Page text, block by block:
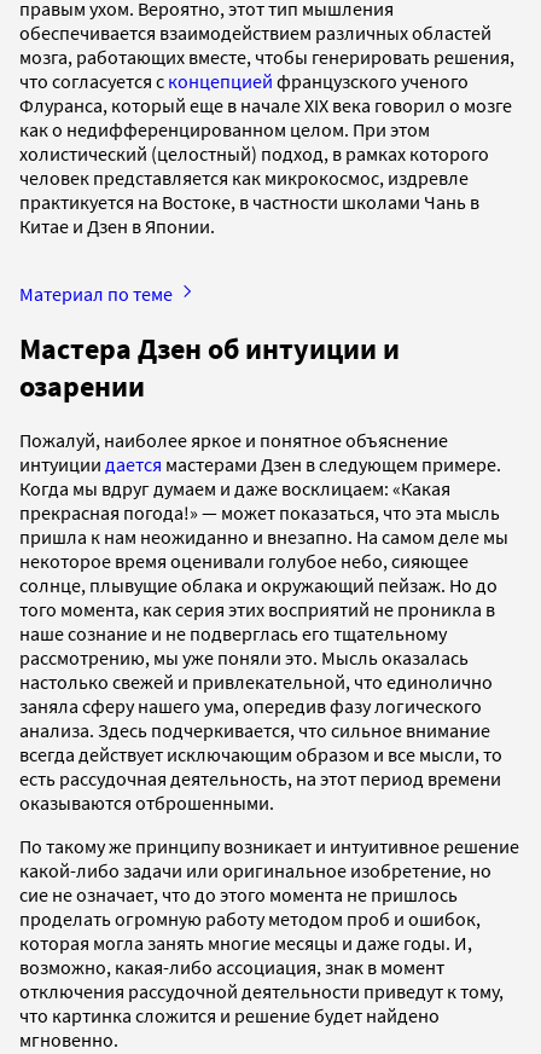
правым ухом. Вероятно, этот тип мышления
обеспечивается взаимодействием различных областей
мозга, работающих вместе, чтобы генерировать решения,
что согласуется с концепцией французского ученого
Флуранса, который еще в начале XIX века говорил о мозге
как о недифференцированном целом. При этом
холистический (целостный) подход, в рамках которого
человек представляется как микрокосмос, издревле
практикуется на Востоке, в частности школами Чань в
Китае и Дзен в Японии.
Материал по теме
Мастера Дзен об интуиции и
озарении
Пожалуй, наиболее яркое и понятное объяснение
интуиции дается мастерами Дзен в следующем примере.
Когда мы вдруг думаем и даже восклицаем: «Какая
прекрасная погода!» — может показаться, что эта мысль
пришла к нам неожиданно и внезапно. На самом деле мы
некоторое время оценивали голубое небо, сияющее
солнце, плывущие облака и окружающий пейзаж. Но до
того момента, как серия этих восприятий не проникла в
наше сознание и не подверглась его тщательному
рассмотрению, мы уже поняли это. Мысль оказалась
настолько свежей и привлекательной, что единолично
заняла сферу нашего ума, опередив фазу логического
анализа. Здесь подчеркивается, что сильное внимание
всегда действует исключающим образом и все мысли, то
есть рассудочная деятельность, на этот период времени
оказываются отброшенными.
По такому же принципу возникает и интуитивное решение
какой-либо задачи или оригинальное изобретение, но
сие не означает, что до этого момента не пришлось
проделать огромную работу методом проб и ошибок,
которая могла занять многие месяцы и даже годы. И,
возможно, какая-либо ассоциация, знак в момент
отключения рассудочной деятельности приведут к тому,
что картинка сложится и решение будет найдено
мгновенно.